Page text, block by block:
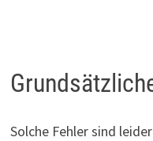
Solche Fehler sind